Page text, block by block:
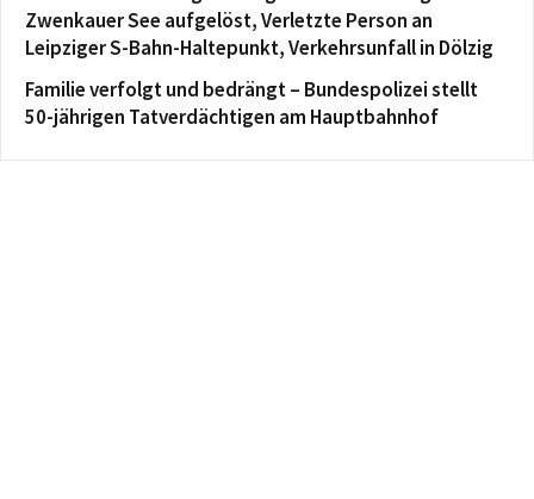
Zwenkauer See aufgelöst, Verletzte Person an
Leipziger S-Bahn-Haltepunkt, Verkehrsunfall in Dölzig
Familie verfolgt und bedrängt – Bundespolizei stellt
50-jährigen Tatverdächtigen am Hauptbahnhof